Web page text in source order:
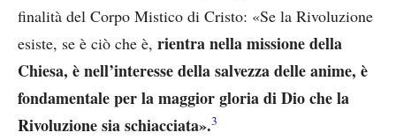
finalità del Corpo Mistico di Cristo: «Se la Rivoluzione
esiste, se è ciò che è, rientra nella missione della
Chiesa, è nell’interesse della salvezza delle anime, è
fondamentale per la maggior gloria di Dio che la
Rivoluzione sia schiacciata».3